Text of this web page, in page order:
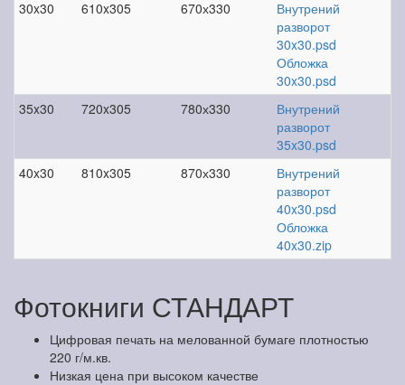
30x30
610x305 670х330
Внутрений
разворот
30x30.psd
Обложка
30x30.psd
35x30
720x305 780х330
Внутрений
разворот
35x30.psd
40x30
810x305 870х330
Внутрений
разворот
40x30.psd
Обложка
40x30.zip
Фотокниги СТАНДАРТ
Цифровая печать на мелованной бумаге плотностью
220 г/м.кв.
Низкая цена при высоком качестве